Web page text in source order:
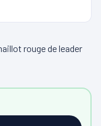
rouge de leader